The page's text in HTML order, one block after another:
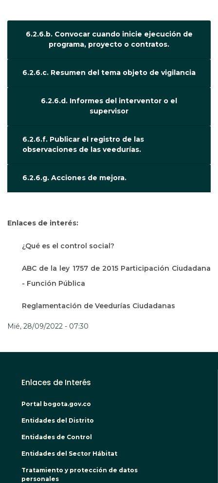
6.2.6.b. Convocar cuando inicie ejecución de
programa, proyecto o contratos.
6.2.6.c. Resumen del tema objeto de vigilancia
6.2.6.d. Informes del interventor o el
supervisor
6.2.6.f. Publicar el registro de las
observaciones de las veedurías.
6.2.6.g. Acciones de mejora.
Enlaces de interés:
¿Qué es el control social?
ABC de la ley 1757 de 2015 Participación Ciudadana
- Función Pública
Reglamentación de Veedurías Ciudadanas
Mié, 28/09/2022 - 07:30
Enlaces de Interés
Portal bogota.gov.co
Entidades del Distrito
Entidades de Control
Entidades del Sector Hábitat
Tratamiento y protección de datos
personales